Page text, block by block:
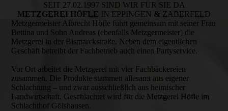
SEIT 27.02.1997 SIND WIR FÜR SIE DA
METZGEREI HÖFLE IN EPPINGEN & ZABERFELD
Metzgermeister Albrecht Höfle führt gemeinsam mit seiner Frau
Bettina und Sohn Andreas (ebenfalls Metzgermeister) die
Metzgerei in der Bismarckstraße. Neben dem eigentlichen
Geschäft betreibt der Fachbetrieb auch einen Partyservice.
Vor Ort arbeitet die Metzgerei mit vier Fachbäckereien
zusammen. Die Produkte stammen allesamt aus eigener
Schlachtung – und zwar ausschließlich aus heimischer
Landwirtschaft. Geschlachtet wird für die Metzgerei Höfle im
Schlachthof Gölshausen.